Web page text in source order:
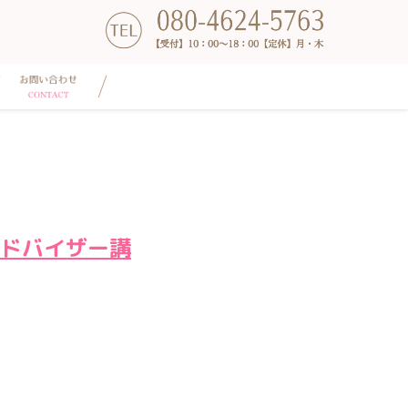
バイザー講